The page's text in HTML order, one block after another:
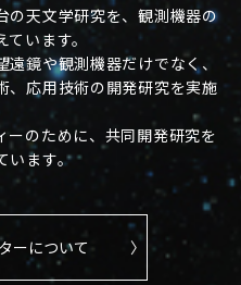
の天文学研究を、観測機器の
います。
鏡や観測機器だけでなく、
、応用技術の開発研究を実施
ーのために、共同開発研究を
います。
ーについて